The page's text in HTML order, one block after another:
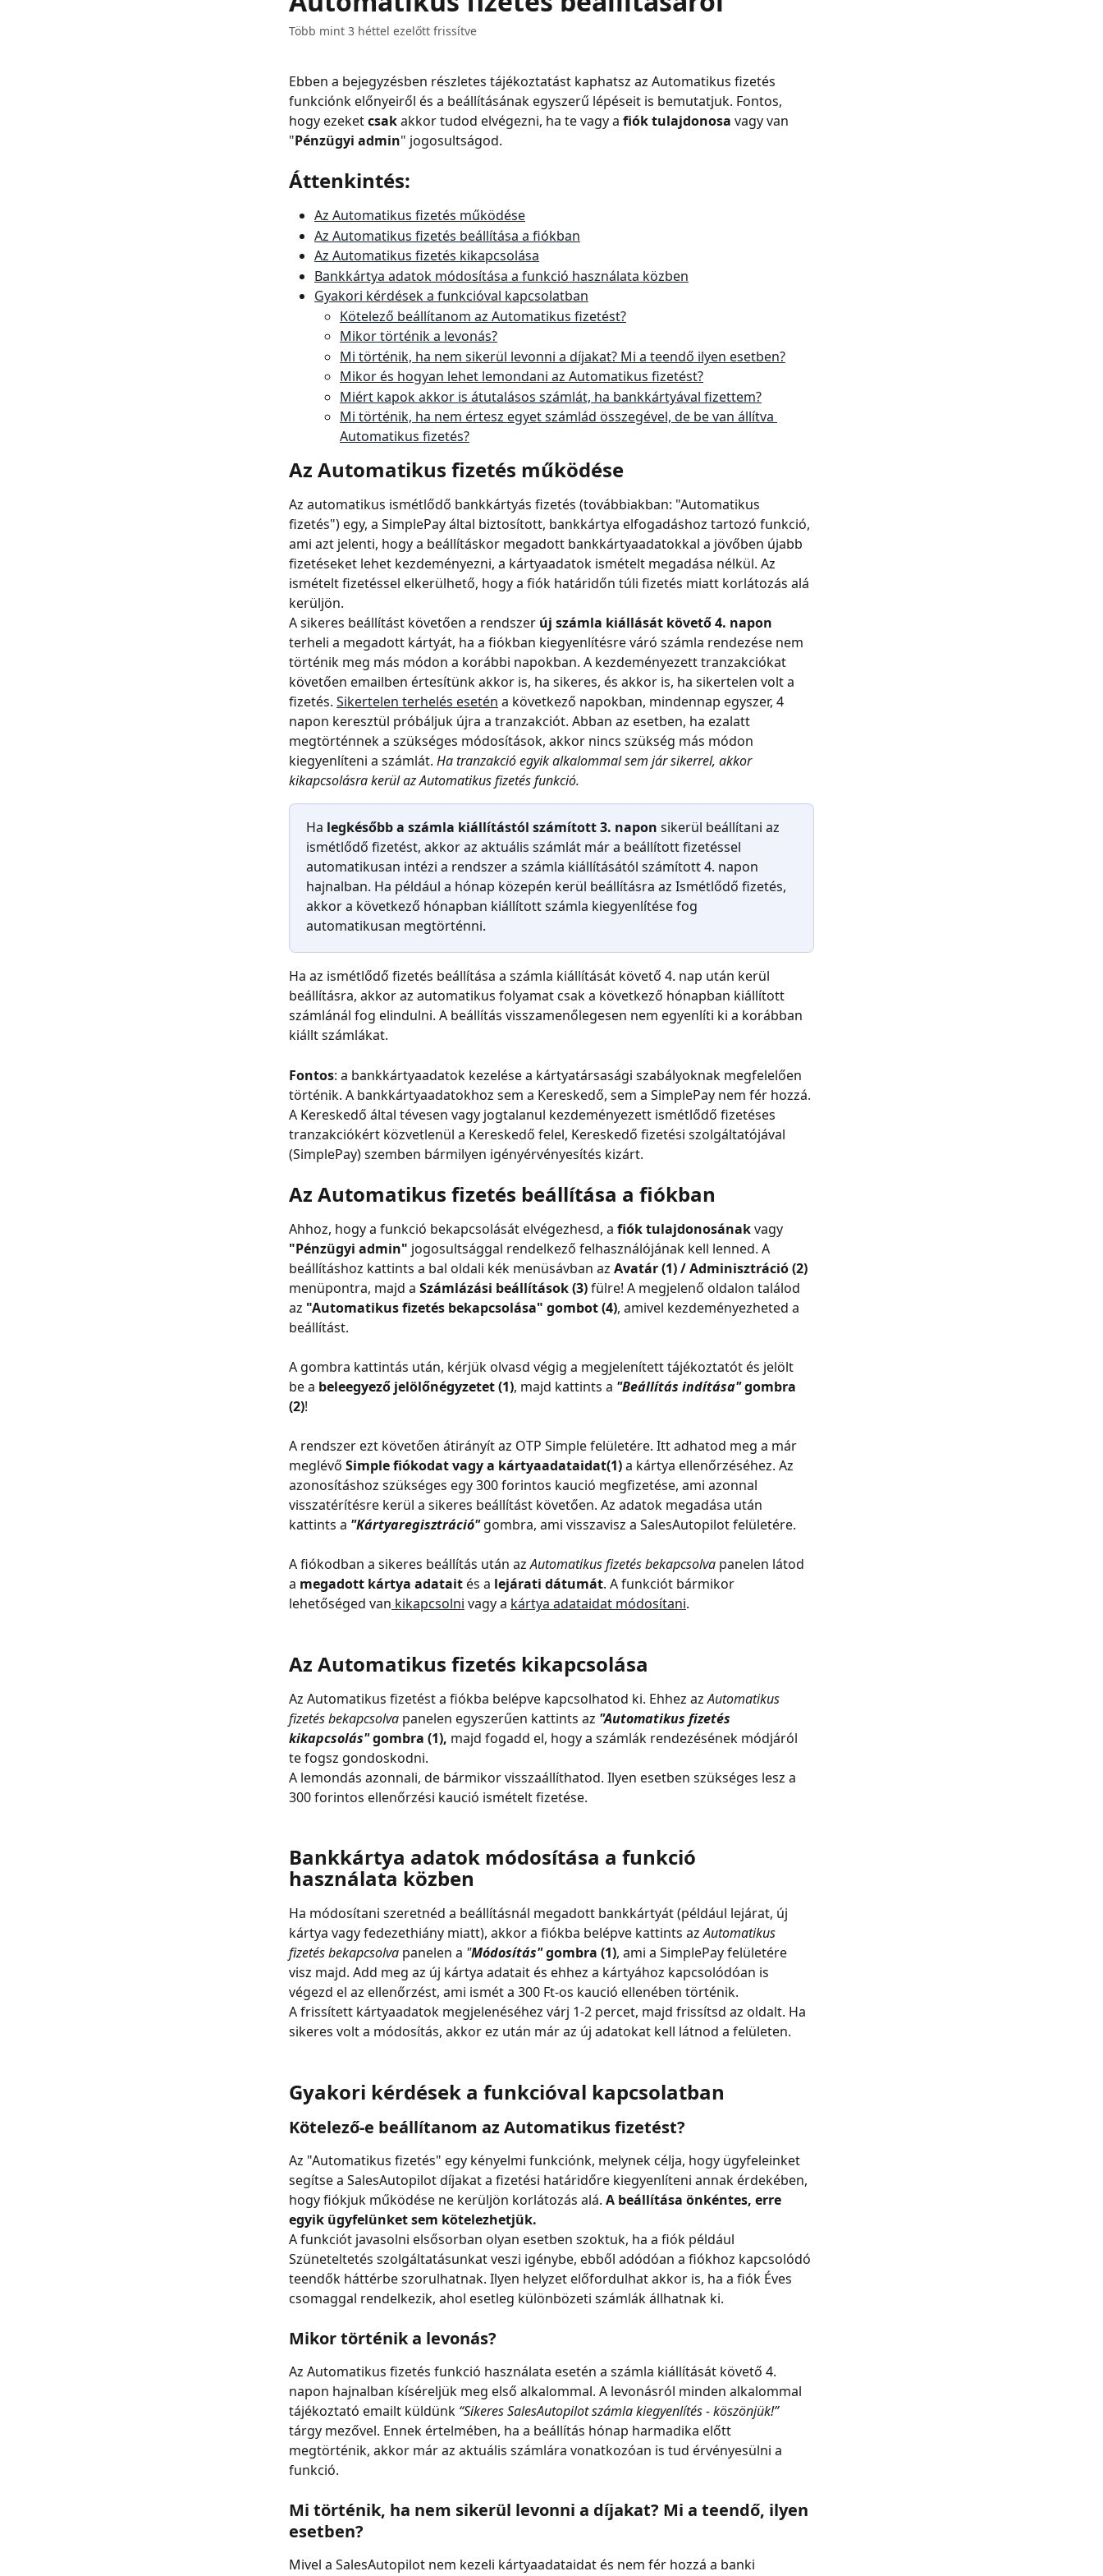
Több mint 3 héttel ezelőtt frissítve
Ebben a bejegyzésben részletes tájékoztatást kaphatsz az Automatikus fizetés
funkciónk előnyeiről és a beállításának egyszerű lépéseit is bemutatjuk. Fontos,
hogy ezeket csak akkor tudod elvégezni, ha te vagy a fiók tulajdonosa vagy van
"Pénzügyi admin" jogosultságod.
Áttenkintés:
Az Automatikus fizetés működése
Az Automatikus fizetés beállítása a fiókban
Az Automatikus fizetés kikapcsolása
Bankkártya adatok módosítása a funkció használata közben
Gyakori kérdések a funkcióval kapcsolatban
Kötelező beállítanom az Automatikus fizetést?
Mikor történik a levonás?
Mi történik, ha nem sikerül levonni a díjakat? Mi a teendő ilyen esetben?
Mikor és hogyan lehet lemondani az Automatikus fizetést?
Miért kapok akkor is átutalásos számlát, ha bankkártyával fizettem?
Mi történik, ha nem értesz egyet számlád összegével, de be van állítva
Automatikus fizetés?
Az Automatikus fizetés működése
Az automatikus ismétlődő bankkártyás fizetés (továbbiakban: "Automatikus
fizetés") egy, a SimplePay által biztosított, bankkártya elfogadáshoz tartozó funkció,
ami azt jelenti, hogy a beállításkor megadott bankkártyaadatokkal a jövőben újabb
fizetéseket lehet kezdeményezni, a kártyaadatok ismételt megadása nélkül. Az
ismételt fizetéssel elkerülhető, hogy a fiók határidőn túli fizetés miatt korlátozás alá
kerüljön.
A sikeres beállítást követően a rendszer új számla kiállását követő 4. napon
terheli a megadott kártyát, ha a fiókban kiegyenlítésre váró számla rendezése nem
történik meg más módon a korábbi napokban. A kezdeményezett tranzakciókat
követően emailben értesítünk akkor is, ha sikeres, és akkor is, ha sikertelen volt a
fizetés. Sikertelen terhelés esetén a következő napokban, mindennap egyszer, 4
napon keresztül próbáljuk újra a tranzakciót. Abban az esetben, ha ezalatt
megtörténnek a szükséges módosítások, akkor nincs szükség más módon
kiegyenlíteni a számlát. Ha tranzakció egyik alkalommal sem jár sikerrel, akkor
kikapcsolásra kerül az Automatikus fizetés funkció.
Ha legkésőbb a számla kiállítástól számított 3. napon sikerül beállítani az
ismétlődő fizetést, akkor az aktuális számlát már a beállított fizetéssel
automatikusan intézi a rendszer a számla kiállításától számított 4. napon
hajnalban. Ha például a hónap közepén kerül beállításra az Ismétlődő fizetés,
akkor a következő hónapban kiállított számla kiegyenlítése fog
automatikusan megtörténni.
Ha az ismétlődő fizetés beállítása a számla kiállítását követő 4. nap után kerül
beállításra, akkor az automatikus folyamat csak a következő hónapban kiállított
számlánál fog elindulni. A beállítás visszamenőlegesen nem egyenlíti ki a korábban
kiállt számlákat.
Fontos: a bankkártyaadatok kezelése a kártyatársasági szabályoknak megfelelően
történik. A bankkártyaadatokhoz sem a Kereskedő, sem a SimplePay nem fér hozzá.
A Kereskedő által tévesen vagy jogtalanul kezdeményezett ismétlődő fizetéses
tranzakciókért közvetlenül a Kereskedő felel, Kereskedő fizetési szolgáltatójával
(SimplePay) szemben bármilyen igényérvényesítés kizárt.
Az Automatikus fizetés beállítása a fiókban
Ahhoz, hogy a funkció bekapcsolását elvégezhesd, a fiók tulajdonosának vagy
"Pénzügyi admin" jogosultsággal rendelkező felhasználójának kell lenned. A
beállításhoz kattints a bal oldali kék menüsávban az Avatár (1) / Adminisztráció (2)
menüpontra, majd a Számlázási beállítások (3) fülre! A megjelenő oldalon találod
az "Automatikus fizetés bekapcsolása" gombot (4), amivel kezdeményezheted a
beállítást.
A gombra kattintás után, kérjük olvasd végig a megjelenített tájékoztatót és jelölt
be a beleegyező jelölőnégyzetet (1), majd kattints a "Beállítás indítása" gombra
(2)!
A rendszer ezt követően átirányít az OTP Simple felületére. Itt adhatod meg a már
meglévő Simple fiókodat vagy a kártyaadataidat(1) a kártya ellenőrzéséhez. Az
azonosításhoz szükséges egy 300 forintos kaució megfizetése, ami azonnal
visszatérítésre kerül a sikeres beállítást követően. Az adatok megadása után
kattints a "Kártyaregisztráció" gombra, ami visszavisz a SalesAutopilot felületére.
A fiókodban a sikeres beállítás után az Automatikus fizetés bekapcsolva panelen látod
a megadott kártya adatait és a lejárati dátumát. A funkciót bármikor
lehetőséged van kikapcsolni vagy a kártya adataidat módosítani.
Az Automatikus fizetés kikapcsolása
Az Automatikus fizetést a fiókba belépve kapcsolhatod ki. Ehhez az Automatikus
fizetés bekapcsolva panelen egyszerűen kattints az "Automatikus fizetés
kikapcsolás"gombra (1), majd fogadd el, hogy a számlák rendezésének módjáról
te fogsz gondoskodni.
A lemondás azonnali, de bármikor visszaállíthatod. Ilyen esetben szükséges lesz a
300 forintos ellenőrzési kaució ismételt fizetése.
Bankkártya adatok módosítása a funkció
használata közben
Ha módosítani szeretnéd a beállításnál megadott bankkártyát (például lejárat, új
kártya vagy fedezethiány miatt), akkor a fiókba belépve kattints az Automatikus
fizetés bekapcsolva panelen a "Módosítás" gombra (1), ami a SimplePay felületére
visz majd. Add meg az új kártya adatait és ehhez a kártyához kapcsolódóan is
végezd el az ellenőrzést, ami ismét a 300 Ft-os kaució ellenében történik.
A frissített kártyaadatok megjelenéséhez várj 1-2 percet, majd frissítsd az oldalt. Ha
sikeres volt a módosítás, akkor ez után már az új adatokat kell látnod a felületen.
Gyakori kérdések a funkcióval kapcsolatban
Kötelező-e beállítanom az Automatikus fizetést?
Az "Automatikus fizetés" egy kényelmi funkciónk, melynek célja, hogy ügyfeleinket
segítse a SalesAutopilot díjakat a fizetési határidőre kiegyenlíteni annak érdekében,
hogy fiókjuk működése ne kerüljön korlátozás alá. A beállítása önkéntes, erre
egyik ügyfelünket sem kötelezhetjük.
A funkciót javasolni elsősorban olyan esetben szoktuk, ha a fiók például
Szüneteltetés szolgáltatásunkat veszi igénybe, ebből adódóan a fiókhoz kapcsolódó
teendők háttérbe szorulhatnak. Ilyen helyzet előfordulhat akkor is, ha a fiók Éves
csomaggal rendelkezik, ahol esetleg különbözeti számlák állhatnak ki.
Mikor történik a levonás?
Az Automatikus fizetés funkció használata esetén a számla kiállítását követő 4.
napon hajnalban kíséreljük meg első alkalommal. A levonásról minden alkalommal
tájékoztató emailt küldünk “Sikeres SalesAutopilot számla kiegyenlítés - köszönjük!”
tárgy mezővel. Ennek értelmében, ha a beállítás hónap harmadika előtt
megtörténik, akkor már az aktuális számlára vonatkozóan is tud érvényesülni a
funkció.
Mi történik, ha nem sikerül levonni a díjakat? Mi a teendő, ilyen
esetben?
Mivel a SalesAutopilot nem kezeli kártyaadataidat és nem fér hozzá a banki